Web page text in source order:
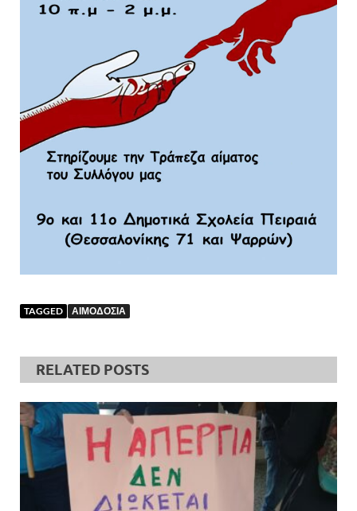
TAGGED ΑΙΜΟΔΟΣΙΑ
RELATED POSTS